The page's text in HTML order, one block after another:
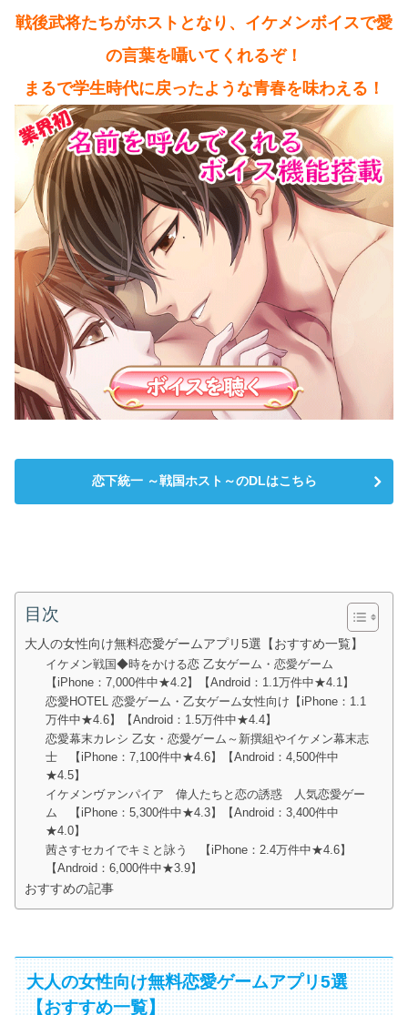
戦後武将たちがホストとなり、イケメンボイスで愛
の言葉を囁いてくれるぞ！
まるで学生時代に戻ったような青春を味わえる！
恋下統一 ～戦国ホスト～のDLはこちら
目次
大人の女性向け無料恋愛ゲームアプリ5選【おすすめ一覧】
イケメン戦国◆時をかける恋 乙女ゲーム・恋愛ゲーム
【iPhone：7,000件中★4.2】【Android：1.1万件中★4.1】
恋愛HOTEL 恋愛ゲーム・乙女ゲーム女性向‪け‬【iPhone：1.1
万件中★4.6】【Android：1.5万件中★4.4】
恋愛幕末カレシ 乙女・恋愛ゲーム～新撰組やイケメン幕末志
士 【iPhone：7,100件中★4.6】【Android：4,500件中
★4.5】
イケメンヴァンパイア 偉人たちと恋の誘惑 人気恋愛ゲー
ム 【iPhone：5,300件中★4.3】【Android：3,400件中
★4.0】
茜さすセカイでキミと詠う 【iPhone：2.4万件中★4.6】
【Android：6,000件中★3.9】
おすすめの記事
大人の女性向け無料恋愛ゲームアプリ5選
【おすすめ一覧】